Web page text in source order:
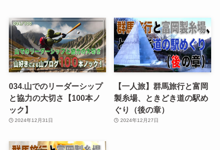
034.山でのリーダーシップ
と協力の大切さ【100本ノ
ック】
2024年12月31日
【一人旅】群馬旅行と富岡
製糸場、ときどき道の駅め
ぐり（後の章）
2024年12月27日